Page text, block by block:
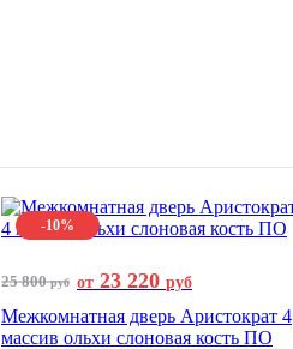
-10%
25 800руб от 23 220 руб
Межкомнатная дверь Аристократ 4
массив ольхи слоновая кость ПО